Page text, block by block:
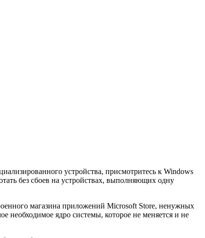
устройства, присмотритесь к Windows
без сбоев на устройствах, выполняющих одну
магазина приложений Microsoft Store, ненужных
необходимое ядро системы, которое не меняется и не